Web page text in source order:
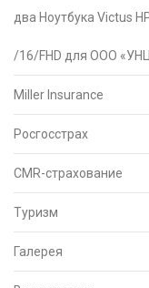
два Ноутбука Victus
/16/FHD для ООО
Miller Insurance
Росгосстрах
CMR-страхование
Туризм
Галерея